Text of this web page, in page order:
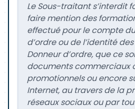
Le Sous-traitant s’interdit
faire mention des
effectué pour le compte
d’ordre ou de l’identité
Donneur d’ordre, que ce
documents commerciaux
promotionnels ou encore
Internet, au travers de la
réseaux sociaux ou par